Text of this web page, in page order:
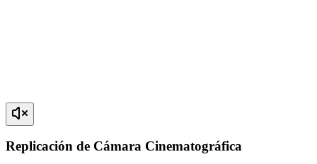
Replicación de Cámara Cinematográfica